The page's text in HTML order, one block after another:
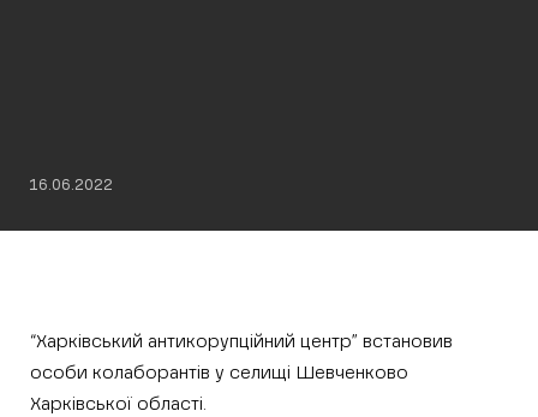
16.06.2022
“Харківський антикорупційний центр” встановив
особи колаборантів у селищі Шевченково
Харківської області.